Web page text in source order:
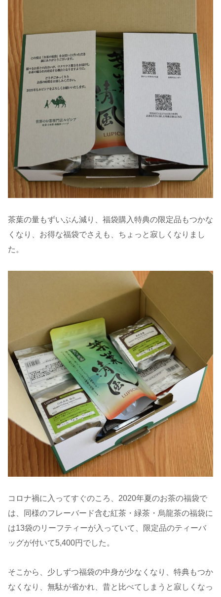
茶葉の量もずいぶん減り、福袋購入特典の限定品もつかな
くなり、お得な福袋でさえも、ちょっと寂しくなりまし
た。
コロナ禍に入ってすぐのころ、2020年夏のお茶の福袋で
は、同様のフレーバード含む紅茶・緑茶・烏龍茶の福袋に
は13袋のリーフティーが入っていて、限定品のティーバ
ッグが付いて5,400円でした。
そこから、少しずつ福袋の中身が少なくなり、特典もつか
なくなり、無駄が省かれ、昔と比べてしまうと寂しくなっ